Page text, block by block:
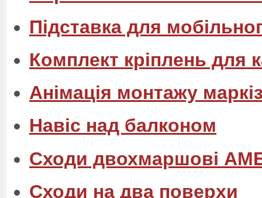
Підставка для
Комплект кріплень для
Анімація монтажу
Навіс над балконом
Сходи двохмаршові
Сходи на два поверхи